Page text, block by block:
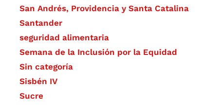
San Andrés, Providencia y Santa Catalina
Santander
seguridad alimentaria
Semana de la Inclusión por la Equidad
Sin categoría
Sisbén IV
Sucre